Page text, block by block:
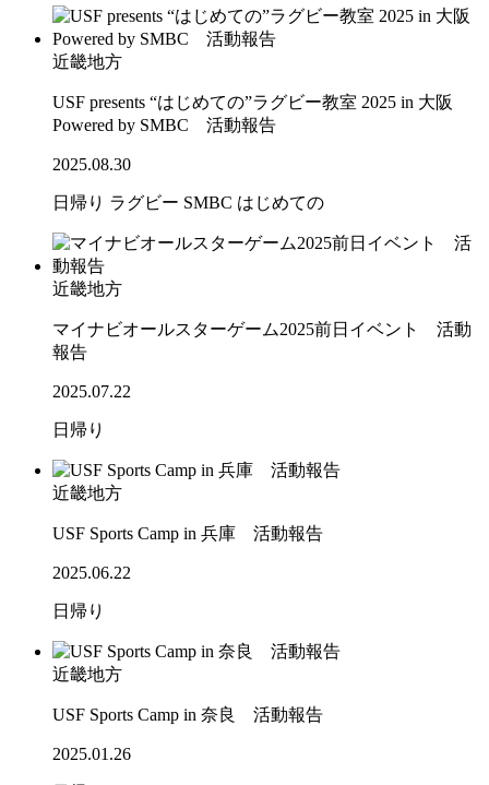
近畿地方
USF presents “はじめての”ラグビー教室 2025 in 大阪
Powered by SMBC 活動報告
2025.08.30
日帰り ラグビー SMBC はじめての
近畿地方
マイナビオールスターゲーム2025前日イベント 活動
報告
2025.07.22
日帰り
近畿地方
USF Sports Camp in 兵庫 活動報告
2025.06.22
日帰り
近畿地方
USF Sports Camp in 奈良 活動報告
2025.01.26